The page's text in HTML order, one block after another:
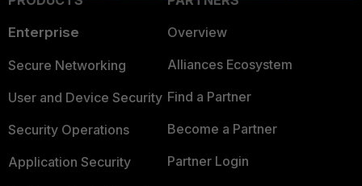
Enterprise
Secure Networking
User and Device Security
Security Operations
Application Security
Overview
Alliances Ecosystem
Find a Partner
Become a Partner
Partner Login